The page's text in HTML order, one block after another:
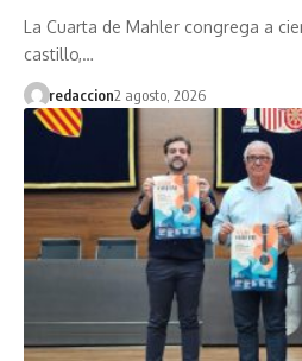
La Cuarta de Mahler congrega a
castillo,…
redaccion2 agosto, 2026